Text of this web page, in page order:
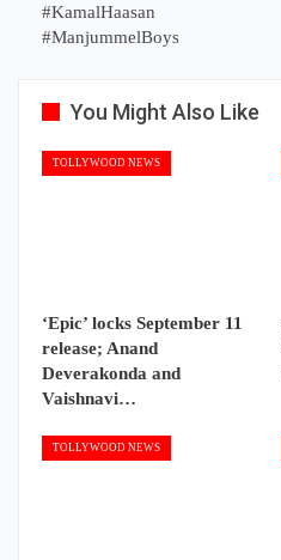
#KamalHaasan
#ManjummelBoys
You Might Also Like
TOLLYWOOD NEWS
‘Epic’ locks September 11
release; Anand
Deverakonda and
Vaishnavi…
TOLLYWOOD NEWS